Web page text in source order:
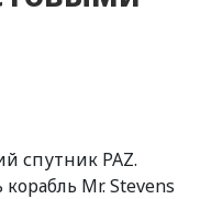
спутник PAZ.
Mr. Stevens